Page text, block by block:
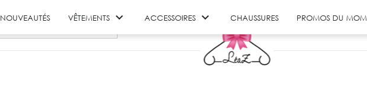
NOUVEAUTÉS VÊTEMENTS  ACCESSOIRES  CHAUSSURES PROMOS DU